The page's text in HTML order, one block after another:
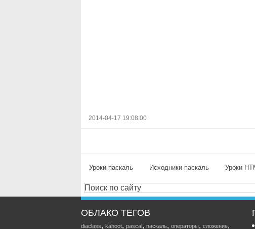
2014-04-17 19:08:00
Уроки паскаль Исходники паскаль Уроки
ОБЛАКО ТЕГОВ
diaclass, kahoot, pascal, паскаль, операторы, сложение,